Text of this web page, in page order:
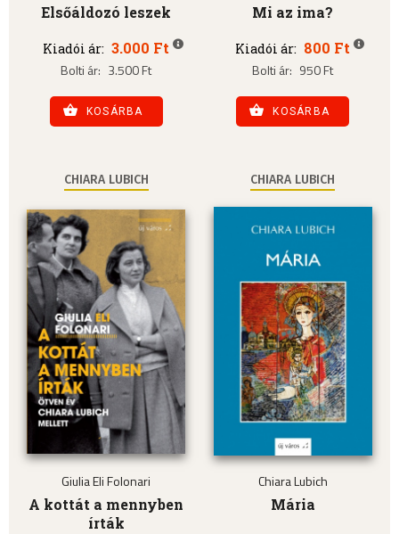
Elsőáldozó leszek
Kiadói ár: 3.000 Ft
Bolti ár: 3.500 Ft
KOSÁRBA
Mi az ima?
Kiadói ár: 800 Ft
Bolti ár: 950 Ft
KOSÁRBA
CHIARA LUBICH
Giulia Eli Folonari
A kottát a mennyben
írták
CHIARA LUBICH
Chiara Lubich
Mária